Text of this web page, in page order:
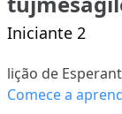
Iniciante 2
lição de
Comece a